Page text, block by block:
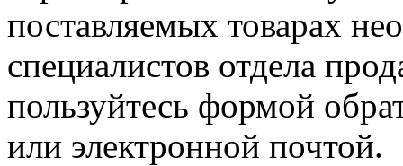
поставляемых товарах
специалистов отдела
пользуйтесь формой
или электронной почтой.